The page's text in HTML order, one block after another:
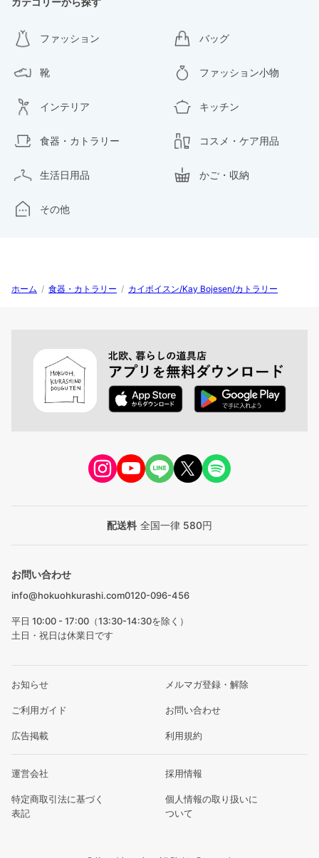
ファッション バッグ
靴 ファッション小物
インテリア キッチン
食器・カトラリー コスメ・ケア用品
生活日用品 かご・収納
その他
ホーム / 食器・カトラリー / カイボイスン/Kay Bojesen/カトラリー
配送料 全国一律 580円
お問い合わせ
info@hokuohkurashi.com0120-096-456
平日 10:00 - 17:00（13:30-14:30を除く）
土日・祝日は休業日です
お知らせ メルマガ登録・解除
ご利用ガイド お問い合わせ
広告掲載 利用規約
運営会社 採用情報
特定商取引法に基づく
表記
個人情報の取り扱いに
ついて